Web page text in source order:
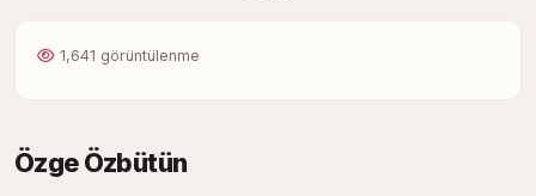
1,641 görüntülenme
Özge Özbütün